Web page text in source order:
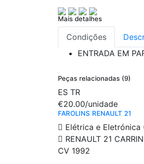
Mais detalhes
Condições
ENTRADA EM
Peças relacionadas (9)
ES TR
€20.00/unidade
FAROLINS RENAULT 21
Elétrica e Eletrónica
RENAULT 21
CV 1992